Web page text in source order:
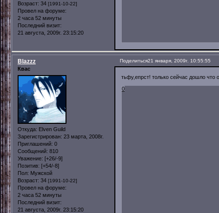
Возраст: 34 [1991-10-22]
Провел на форуме:
2 часа 52 минуты
Последний визит:
21 августа, 2009г. 23:15:20
Поделиться21 января, 2009г. 10:55:55
Blazzz
Квас
Откуда: Elven Guild
Зарегистрирован: 23 марта, 2008г.
Приглашений: 0
Сообщений: 810
Уважение: [+26/-9]
Позитив: [+54/-8]
Пол: Мужской
Возраст: 34 [1991-10-22]
Провел на форуме:
2 часа 52 минуты
Последний визит:
21 августа, 2009г. 23:15:20
тьфу,епрст! только сейчас дошло
0